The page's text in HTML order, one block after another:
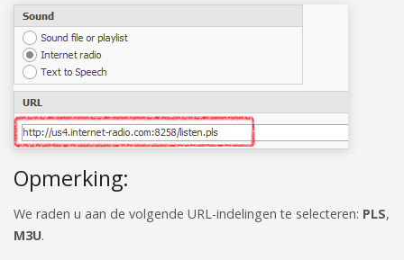
Opmerking:
We raden u aan de volgende URL-indelingen te selecteren: PLS,
M3U.